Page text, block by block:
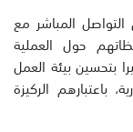
المباشر مع
حول العملية
بتحسين بيئة العمل
باعتبارهم الركيزة